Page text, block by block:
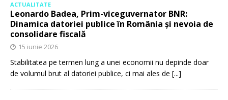
ACTUALITATE
Leonardo Badea, Prim-viceguvernator BNR:
Dinamica datoriei publice în România și nevoia de
consolidare fiscală
15 iunie 2026
Stabilitatea pe termen lung a unei economii nu depinde doar
de volumul brut al datoriei publice, ci mai ales de [...]